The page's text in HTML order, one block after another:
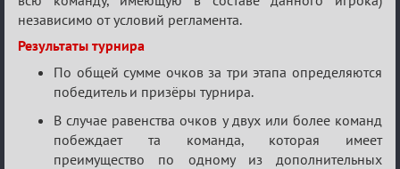
независимо от условий регламента.
Результаты турнира
По общей сумме очков за три этапа определяются
победитель и призёры турнира.
В случае равенства очков у двух или более команд
побеждает та команда, которая имеет
преимущество по одному из дополнительных